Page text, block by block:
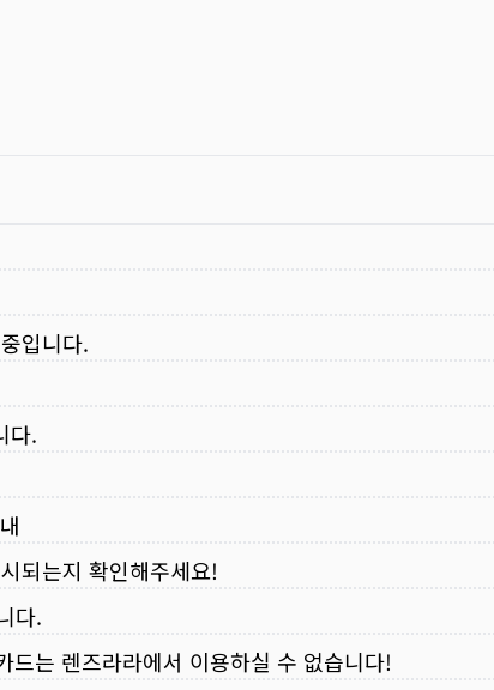
입니다.
다.
되는지 확인해주세요!
다.
드는 렌즈라라에서 이용하실 수 없습니다!